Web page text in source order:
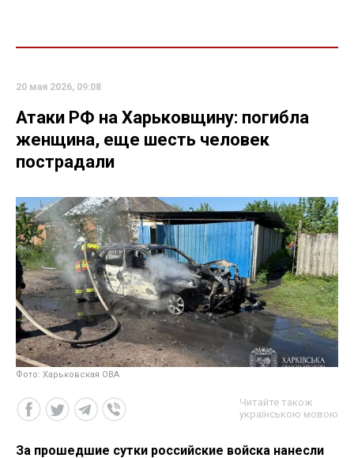
20 мая 2026, 09:08
Атаки РФ на Харьковщину: погибла
женщина, еще шесть человек
пострадали
Фото: Харьковская ОВА
Читайте також
українською мовою
За прошедшие сутки российские войска нанесли